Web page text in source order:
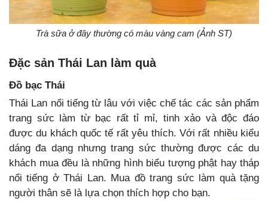
Trà sữa ở đây thường có màu vàng cam (Ảnh ST)
Đặc sản Thái Lan làm quà
Đồ bạc Thái
Thái Lan nổi tiếng từ lâu với việc chế tác các sản phẩm
trang sức làm từ bạc rất tỉ mỉ, tinh xảo và độc đáo
được du khách quốc tế rất yêu thích. Với rất nhiều kiểu
dáng đa dạng nhưng trang sức thường được các du
khách mua đều là những hình biểu tượng phật hay tháp
nổi tiếng ở Thái Lan. Mua đồ trang sức làm quà tặng
người thân sẽ là lựa chọn thích hợp cho bạn.